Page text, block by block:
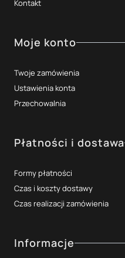
Kontakt
Moje konto
Twoje zamówienia
Ustawienia konta
Przechowalnia
Płatności i dostawa
Formy płatności
Czas i koszty dostawy
Czas realizacji zamówienia
Informacje